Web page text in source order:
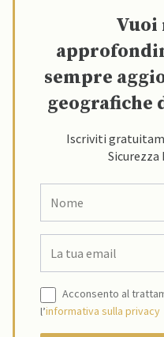
Vuoi
sempre
geografiche
Iscriviti
Acconsento al
l’informativa sulla privacy